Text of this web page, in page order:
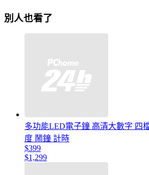
別人也看了
多功能LED電子鐘 高清大數字 四
度 鬧鐘 計時
$399
$1,299